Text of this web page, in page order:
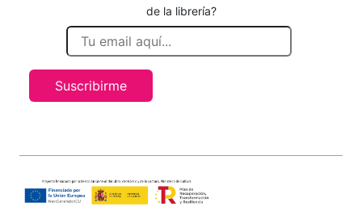
de la librería?
Suscribirme